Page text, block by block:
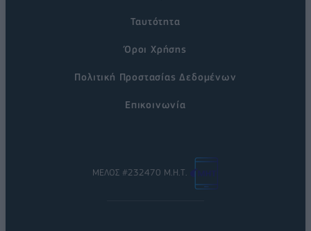
Ταυτότητα
Όροι Χρήσης
Πολιτική Προστασίας Δεδομένων
Επικοινωνία
ΜΕΛΟΣ #232470 Μ.Η.Τ.